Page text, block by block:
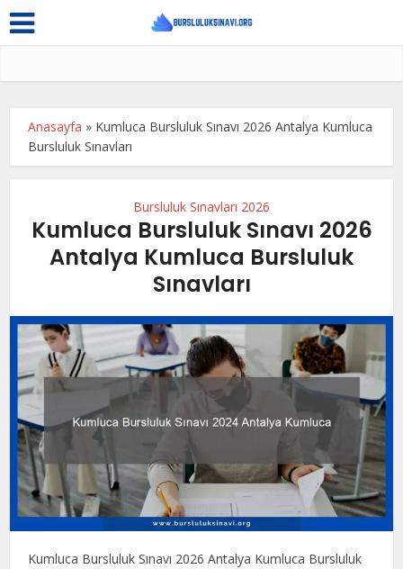
Anasayfa » Kumluca Bursluluk Sınavı 2026 Antalya Kumluca
Bursluluk Sınavları
Bursluluk Sınavları 2026
Kumluca Bursluluk Sınavı 2026
Antalya Kumluca Bursluluk
Sınavları
Kumluca Bursluluk Sınavı 2026 Antalya Kumluca Bursluluk